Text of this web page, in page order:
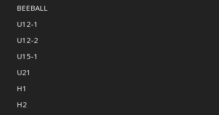
BEEBALL
U12-1
U12-2
U15-1
U21
H1
H2